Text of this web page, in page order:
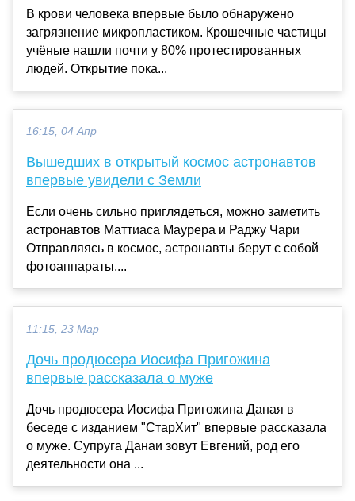
В крови человека впервые было обнаружено
загрязнение микропластиком. Крошечные частицы
учёные нашли почти у 80% протестированных
людей. Открытие пока...
16:15, 04 Апр
Вышедших в открытый космос астронавтов
впервые увидели с Земли
Если очень сильно приглядеться, можно заметить
астронавтов Маттиаса Маурера и Раджу Чари
Отправляясь в космос, астронавты берут с собой
фотоаппараты,...
11:15, 23 Мар
Дочь продюсера Иосифа Пригожина
впервые рассказала о муже
Дочь продюсера Иосифа Пригожина Даная в
беседе с изданием "СтарХит" впервые рассказала
о муже. Супруга Данаи зовут Евгений, род его
деятельности она ...